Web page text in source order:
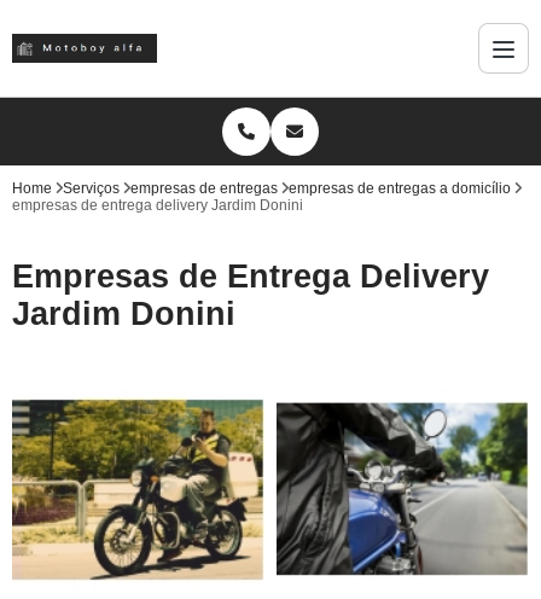
Home Serviços empresas de entregas
empresas de entregas a domicílio
empresas de entrega delivery Jardim Donini
Empresas de Entrega Delivery
Jardim Donini